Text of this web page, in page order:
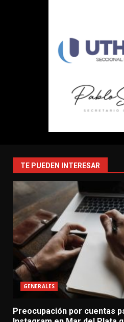
TE PUEDEN INTERESAR
GENERALES
Preocupación por cuentas